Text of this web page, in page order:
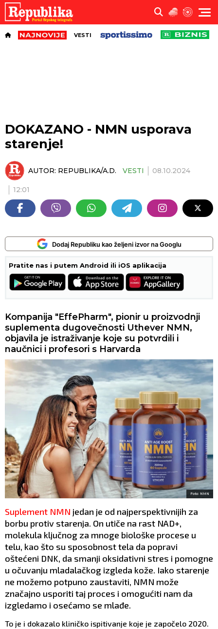
VESTI
DOKAZANO - NMN usporava
starenje!
AUTOR: REPUBLIKA/A.D. VESTI 08.10.2024
12:01
Dodaj Republiku kao željeni izvor na Googlu
Pratite nas i putem Android ili iOS aplikacija
Kompanija "EffePharm", pionir u proizvodnji
suplementa dugovečnosti Uthever NMN,
objavila je istraživanje koje su potvrdili i
naučnici i profesori s Harvarda
Foto: NMN
Suplement NMN jedan je od najperspektivnijih za
borbu protiv starenja. On utiče na rast NAD+,
molekula ključnog za mnoge biološke procese u
telu, kao što su sposobnost tela da popravi
oštećeni DNK, da smanji oksidativni stres i pomogne
u očuvanju mladalačkog izgleda kože. Iako starenje
ne možemo potpuno zaustaviti, NMN može
značajno usporiti taj proces i omogućiti nam da
izgledamo i osećamo se mlađe.
To je i dokazalo kliničko ispitivanje koje je započelo 2020.